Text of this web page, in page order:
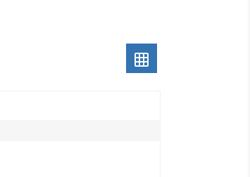
grid_on